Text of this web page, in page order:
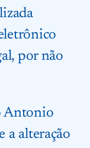
por não
Antonio
a alteração